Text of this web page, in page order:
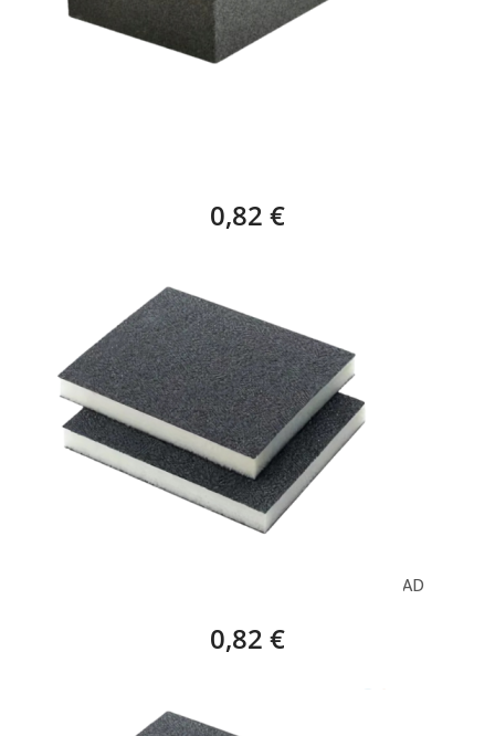
0,82 €
TACO ESPONJA LIJA PLANA GRUESA – 1 UNIDAD
0,82 €